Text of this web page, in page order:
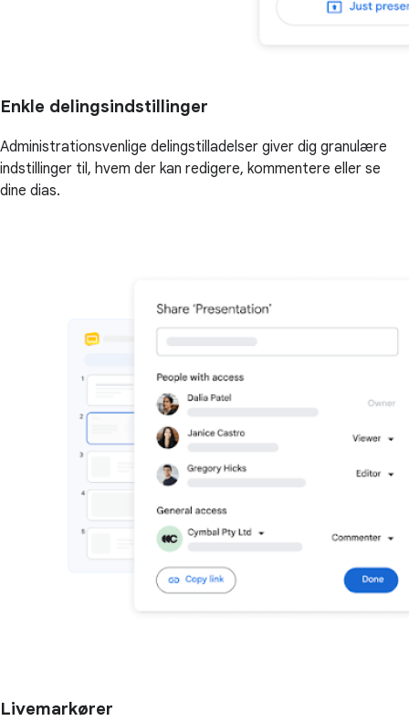
Enkle delingsindstillinger
Administrationsvenlige delingstilladelser giver dig granulære
indstillinger til, hvem der kan redigere, kommentere eller se
dine dias.
Livemarkører